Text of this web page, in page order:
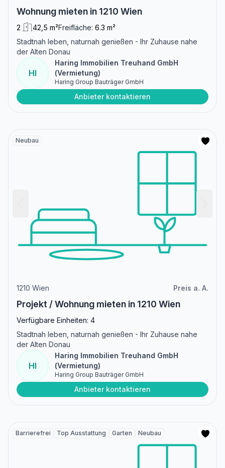
Wohnung mieten in 1210 Wien
2 42,5 m²Freifläche: 6.3 m²
Stadtnah leben, naturnah genießen - Ihr Zuhause nahe
der Alten Donau
HI
Haring Immobilien Treuhand GmbH
(Vermietung)
Haring Group Bauträger GmbH
Anbieter kontaktieren
Neubau
1210 Wien Preis a. A.
Projekt / Wohnung mieten in 1210 Wien
Verfügbare Einheiten: 4
Stadtnah leben, naturnah genießen - Ihr Zuhause nahe
der Alten Donau
HI
Haring Immobilien Treuhand GmbH
(Vermietung)
Haring Group Bauträger GmbH
Anbieter kontaktieren
Barrierefrei Top Ausstattung Garten Neubau